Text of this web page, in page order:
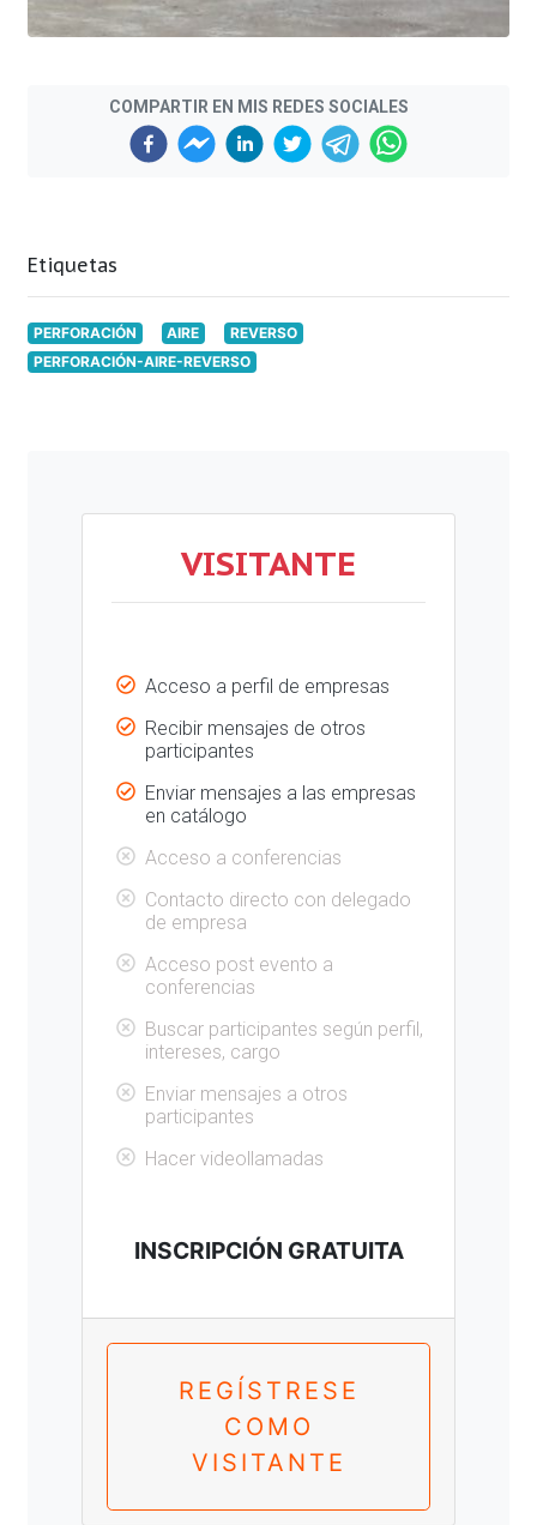
COMPARTIR EN MIS REDES SOCIALES
Etiquetas
PERFORACIÓN AIRE
REVERSO
PERFORACIÓN-AIRE-REVERSO
VISITANTE
Acceso a perfil de empresas
Recibir mensajes de otros
participantes
Enviar mensajes a las empresas
en catálogo
Acceso a conferencias
Contacto directo con delegado
de empresa
Acceso post evento a
conferencias
Buscar participantes según perfil,
intereses, cargo
Enviar mensajes a otros
participantes
Hacer videollamadas
INSCRIPCIÓN GRATUITA
REGÍSTRESE
COMO
VISITANTE